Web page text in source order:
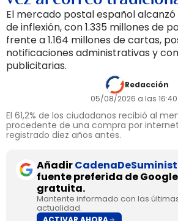
El mercado postal español
de inflexión, con 1.335 millones de
frente a 1.164 millones de cartas,
notificaciones administrativas y
publicitarias.
Redacción
05/08/2026 a las
El 61,2% de los ciudadanos recibió al
procedente de una compra por
registrado diez años antes.
Añadir
fuente preferida de
gratuita.
Mantente informado con las
actualidad.